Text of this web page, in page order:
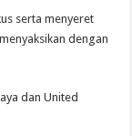
serta menyeret
dengan
dan United